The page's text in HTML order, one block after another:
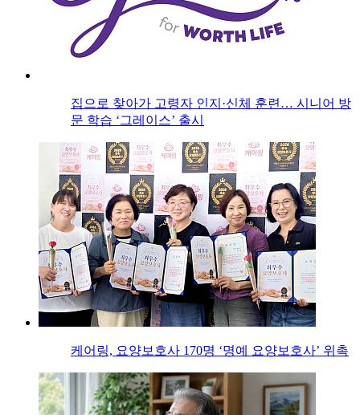
집으로 찾아가 고령자 인지·신체 훈련… 시니어 방
문 학습 ‘그레이스’ 출시
케어링, 요양보호사 170명 ‘명예 요양보호사’ 위촉